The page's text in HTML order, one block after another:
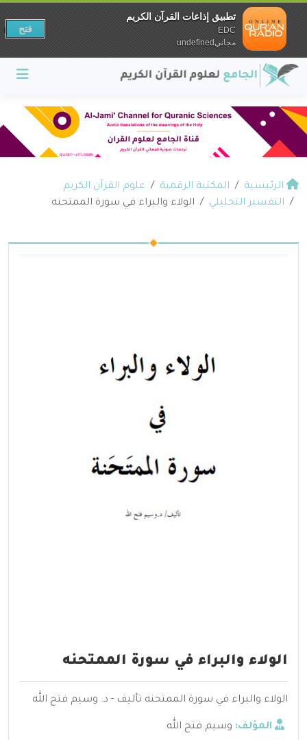
الرئيسية المكتبة الرقمية
علوم القرآن الكريم
التفسير التحليلي
الولاء والبراء في سورة الممتحنه
الولاء والبراء في سورة الممتحنه
الولاء والبراء في سورة الممتحنه تأليف - د. وسيم فتح الله
المؤلف: وسيم فتح الله
تطبيق إذاعات القرآن الكريم
EDC
مجانيundefined
فتح